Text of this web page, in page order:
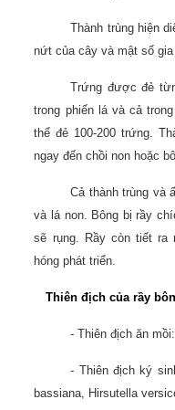
Thành trùng hiện
nứt của cây và mật số
Trứng được đẻ
trong phiến lá và cả
thể đẻ 100-200 trứng.
ngay đến chồi non hoặc
Cả thành trùng và
và lá non. Bông bị rầy
sẽ rụng. Rầy còn tiết ra
hóng phát triển.
Thiên địch của rầy
- Thiên địch ăn
- Thiên địch ký
bassiana, Hirsutella